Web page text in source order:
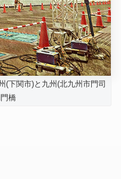
(下関市)と九州(北九州市門司
橋